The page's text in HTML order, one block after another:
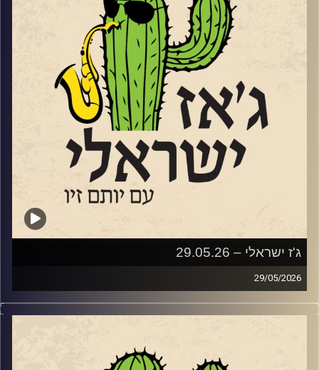
משנת 1960. נועה תופיע בתחילת יולי בשני מופעים בהפקת
קהילת הג'ז הישראלית שמוביל ברק וייס. הראשון יהיה מחווה
ל"גבירתי הנאווה"
והשני לסיפור "הפרברים"
שוחחנו איתה על תהליך היצירה, על המוזיקה שלה על התוכניות
קרדיט תמונות: רותם בר-אילן
ג'ז ישראלי – 29.05.26
29/05/2026
השבוע בג'ז ישראלי
https://live.tickchak.co.il/hkYxOYkno